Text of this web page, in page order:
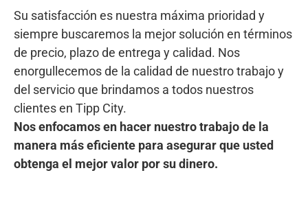
Su satisfacción es nuestra máxima prioridad y
siempre buscaremos la mejor solución en términos
de precio, plazo de entrega y calidad. Nos
enorgullecemos de la calidad de nuestro trabajo y
del servicio que brindamos a todos nuestros
clientes en Tipp City.
Nos enfocamos en hacer nuestro trabajo de la
manera más eficiente para asegurar que usted
obtenga el mejor valor por su dinero.